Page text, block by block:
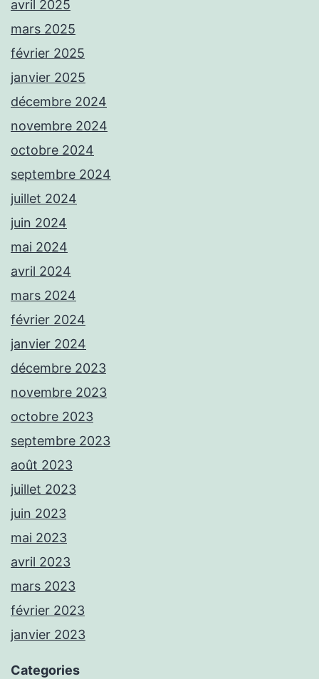
avril 2025
mars 2025
février 2025
janvier 2025
décembre 2024
novembre 2024
octobre 2024
septembre 2024
juillet 2024
juin 2024
mai 2024
avril 2024
mars 2024
février 2024
janvier 2024
décembre 2023
novembre 2023
octobre 2023
septembre 2023
août 2023
juillet 2023
juin 2023
mai 2023
avril 2023
mars 2023
février 2023
janvier 2023
Categories